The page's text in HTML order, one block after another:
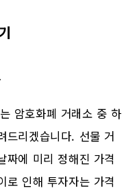
암호화폐 거래소 중 하
드리겠습니다. 선물 거
짜에 미리 정해진 가격
로 인해 투자자는 가격